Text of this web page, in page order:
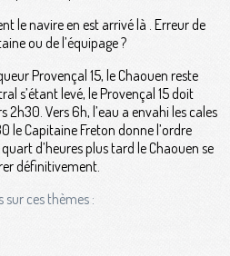
le navire en est arrivé là . Erreur de
ou de l’équipage ?
Provençal 15, le Chaouen reste
s’étant levé, le Provençal 15 doit
Vers 6h, l’eau a envahi les cales
le Capitaine Freton donne l’ordre
d’heures plus tard le Chaouen se
définitivement.
ces thèmes :